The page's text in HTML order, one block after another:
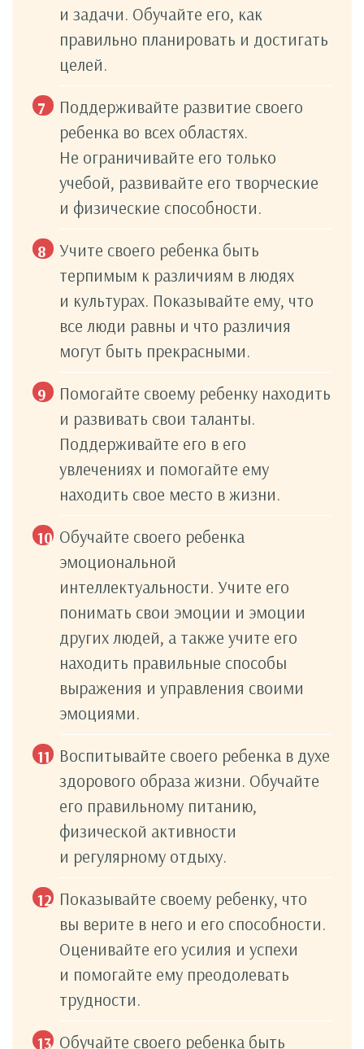
и задачи. Обучайте его, как
правильно планировать и достигать
целей.
Поддерживайте развитие своего
ребенка во всех областях.
Не ограничивайте его только
учебой, развивайте его творческие
и физические способности.
Учите своего ребенка быть
терпимым к различиям в людях
и культурах. Показывайте ему, что
все люди равны и что различия
могут быть прекрасными.
Помогайте своему ребенку находить
и развивать свои таланты.
Поддерживайте его в его
увлечениях и помогайте ему
находить свое место в жизни.
Обучайте своего ребенка
эмоциональной
интеллектуальности. Учите его
понимать свои эмоции и эмоции
других людей, а также учите его
находить правильные способы
выражения и управления своими
эмоциями.
Воспитывайте своего ребенка в духе
здорового образа жизни. Обучайте
его правильному питанию,
физической активности
и регулярному отдыху.
Показывайте своему ребенку, что
вы верите в него и его способности.
Оценивайте его усилия и успехи
и помогайте ему преодолевать
трудности.
Обучайте своего ребенка быть